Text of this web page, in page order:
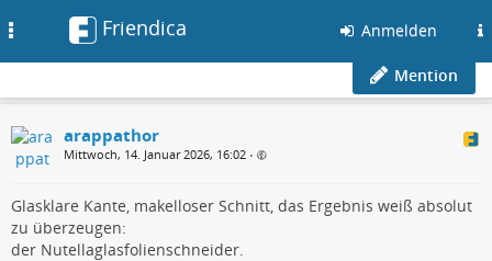
Friendica Anmelden
Mention
arappathor
Mittwoch, 14. Januar 2026, 16:02 •
Glasklare Kante, makelloser Schnitt, das Ergebnis weiß absolut
zu überzeugen:
der Nutellaglasfolienschneider.